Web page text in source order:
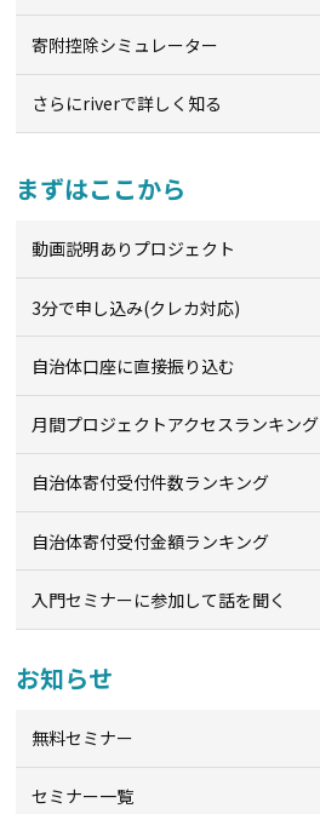
寄附控除シミュレーター
さらにriverで詳しく知る
まずはここから
動画説明ありプロジェクト
3分で申し込み(クレカ対応)
自治体口座に直接振り込む
月間プロジェクトアクセスランキング
自治体寄付受付件数ランキング
自治体寄付受付金額ランキング
入門セミナーに参加して話を聞く
お知らせ
無料セミナー
セミナー一覧